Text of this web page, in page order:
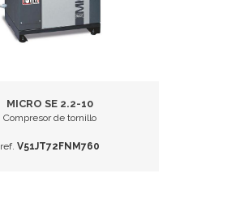
MICRO SE 2.2-10
Compresor de tornillo
ref. V51JT72FNM760